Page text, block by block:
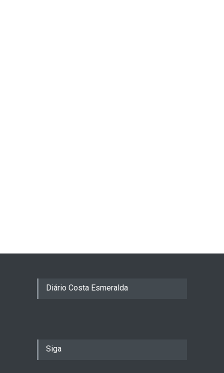
Diário Costa Esmeralda
Siga